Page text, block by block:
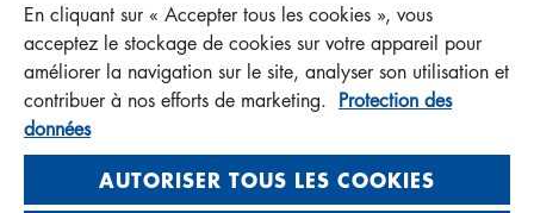
MANN+HUMMEL FT Poland
Sp. z o. o. Sp. k.
ul. Wrocławska 145, 63-800 GOSTYŃ, POLAND
Privacy Statement
Imprint
En cliquant sur « Accepter tous les cookies », vous
acceptez le stockage de cookies sur votre appareil pour
améliorer la navigation sur le site, analyser son utilisation et
contribuer à nos efforts de marketing. Protection des
données
AUTORISER TOUS LES COOKIES